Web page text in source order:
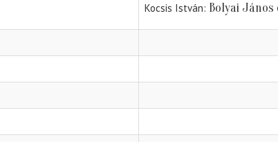
Kocsis István Bolyai János